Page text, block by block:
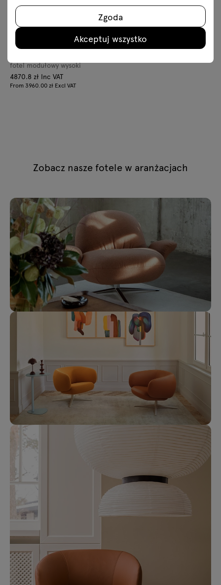
+
Kaiva
fotel modułowy wysoki
4870.8 zł Inc VAT
From 3960.00 zł Excl VAT
Zobacz nasze fotele w aranżacjach
Zgoda
Akceptuj wszystko